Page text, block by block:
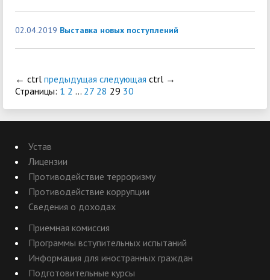
02.04.2019 Выставка новых поступлений
← ctrl предыдущая следующая ctrl →
Страницы: 1 2 ... 27 28 29 30
Устав
Лицензии
Противодействие терроризму
Противодействие коррупции
Сведения о доходах
Приемная комиссия
Программы вступительных испытаний
Информация для иностранных граждан
Подготовительные курсы